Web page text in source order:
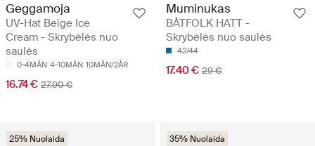
Geggamoja
UV-Hat Beige Ice
Cream - Skrybėlės nuo
saulės
0-4MÅN 4-10MÅN 10MÅN/2ÅR
16.74 € 27.90 €
Muminukas
BÅTFOLK HATT -
Skrybėlės nuo saulės
42/44
17.40 € 29 €
25% Nuolaida 35% Nuolaida